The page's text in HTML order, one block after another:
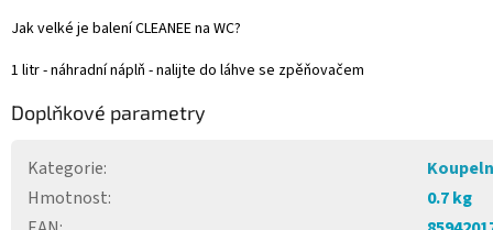
Jak velké je balení CLEANEE na WC?
1 litr - náhradní náplň - nalijte do láhve se zpěňovačem
Doplňkové parametry
Kategorie:
Hmotnost:
0.7 kg